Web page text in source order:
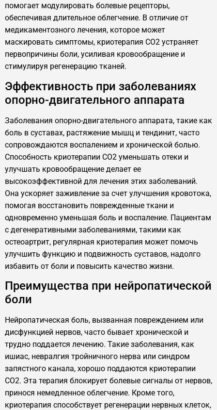
помогает модулировать болевые рецепторы,
обеспечивая длительное облегчение. В отличие от
медикаментозного лечения, которое может
маскировать симптомы, криотерапия CO2 устраняет
первопричины боли, усиливая кровообращение и
стимулируя регенерацию тканей.
Эффективность при заболеваниях
опорно-двигательного аппарата
Заболевания опорно-двигательного аппарата, такие как
боль в суставах, растяжение мышц и тендинит, часто
сопровождаются воспалением и хронической болью.
Способность криотерапии CO2 уменьшать отеки и
улучшать кровообращение делает ее
высокоэффективной для лечения этих заболеваний.
Она ускоряет заживление за счет улучшения кровотока,
помогая восстановить поврежденные ткани и
одновременно уменьшая боль и воспаление. Пациентам
с дегенеративными заболеваниями, такими как
остеоартрит, регулярная криотерапия может помочь
улучшить функцию и подвижность суставов, надолго
избавить от боли и повысить качество жизни.
Преимущества при нейропатической
боли
Нейропатическая боль, вызванная повреждением или
дисфункцией нервов, часто бывает хронической и
трудно поддается лечению. Такие заболевания, как
ишиас, невралгия тройничного нерва или синдром
запястного канала, хорошо поддаются криотерапии
CO2. Эта терапия блокирует болевые сигналы от нервов,
принося немедленное облегчение. Кроме того,
криотерапия способствует регенерации нервных клеток,